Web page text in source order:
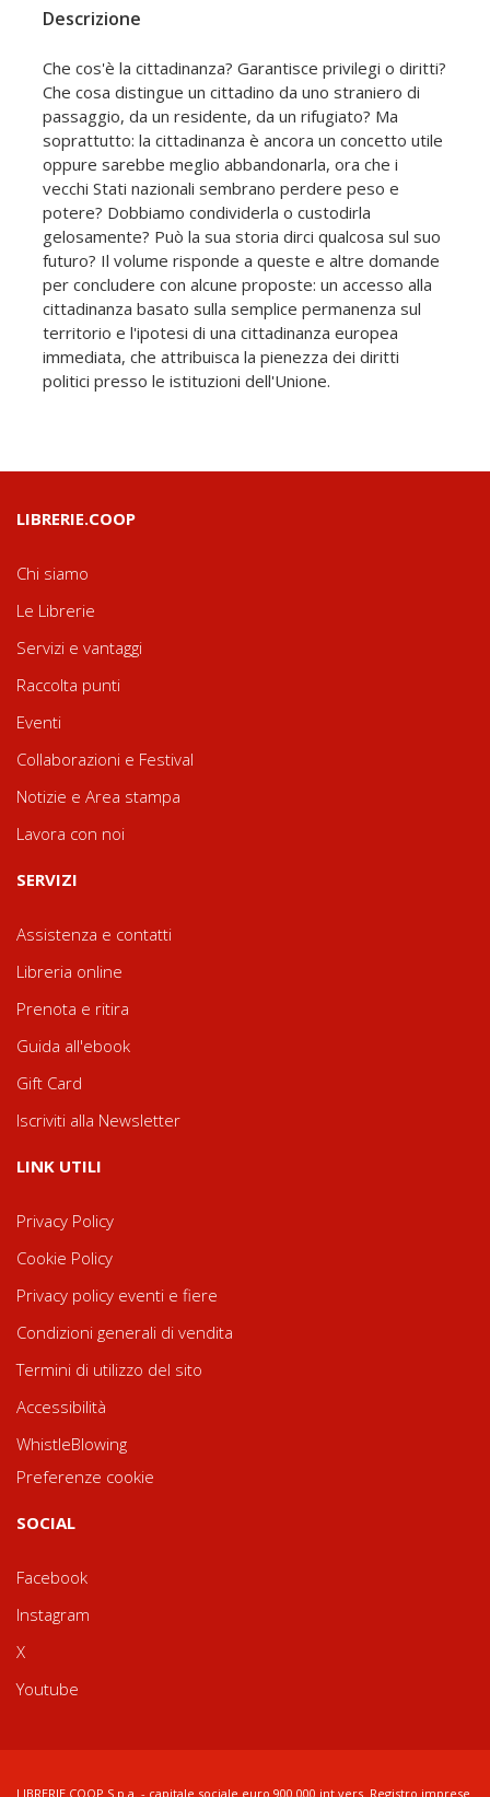
Descrizione
Che cos'è la cittadinanza? Garantisce privilegi o diritti?
Che cosa distingue un cittadino da uno straniero di
passaggio, da un residente, da un rifugiato? Ma
soprattutto: la cittadinanza è ancora un concetto utile
oppure sarebbe meglio abbandonarla, ora che i
vecchi Stati nazionali sembrano perdere peso e
potere? Dobbiamo condividerla o custodirla
gelosamente? Può la sua storia dirci qualcosa sul suo
futuro? Il volume risponde a queste e altre domande
per concludere con alcune proposte: un accesso alla
cittadinanza basato sulla semplice permanenza sul
territorio e l'ipotesi di una cittadinanza europea
immediata, che attribuisca la pienezza dei diritti
politici presso le istituzioni dell'Unione.
LIBRERIE.COOP
Chi siamo
Le Librerie
Servizi e vantaggi
Raccolta punti
Eventi
Collaborazioni e Festival
Notizie e Area stampa
Lavora con noi
SERVIZI
Assistenza e contatti
Libreria online
Prenota e ritira
Guida all'ebook
Gift Card
Iscriviti alla Newsletter
LINK UTILI
Privacy Policy
Cookie Policy
Privacy policy eventi e fiere
Condizioni generali di vendita
Termini di utilizzo del sito
Accessibilità
WhistleBlowing
Preferenze cookie
SOCIAL
Facebook
Instagram
X
Youtube
LIBRERIE.COOP S.p.a. - capitale sociale euro 900.000 int.vers. Registro imprese